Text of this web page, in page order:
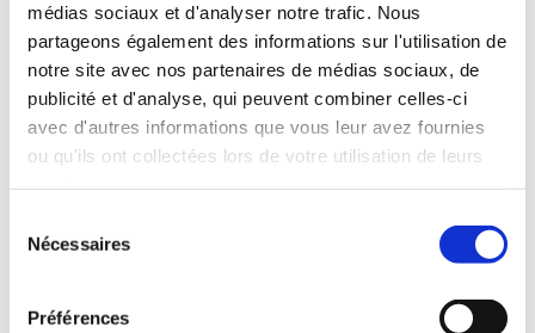
médias sociaux et d'analyser notre trafic. Nous
partageons également des informations sur l'utilisation de
notre site avec nos partenaires de médias sociaux, de
publicité et d'analyse, qui peuvent combiner celles-ci
avec d'autres informations que vous leur avez fournies
ou qu'ils ont collectées lors de votre utilisation de leurs
Nécessaires
Préférences